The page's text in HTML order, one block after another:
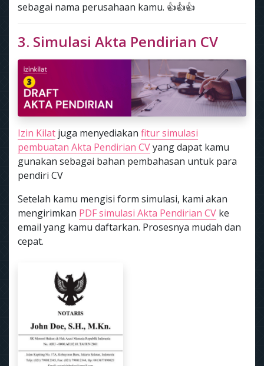
sebagai nama perusahaan kamu. 👍👍👍
3. Simulasi Akta Pendirian CV
Izin Kilat juga menyediakan fitur simulasi
pembuatan Akta Pendirian CVyang dapat kamu
gunakan sebagai bahan pembahasan untuk para
pendiri CV
Setelah kamu mengisi form simulasi, kami akan
mengirimkan PDF simulasi Akta Pendirian CV ke
email yang kamu daftarkan. Prosesnya mudah dan
cepat.